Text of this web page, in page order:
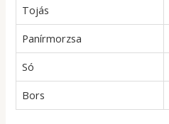
Tojás
Panírmorzsa
Só
Bors